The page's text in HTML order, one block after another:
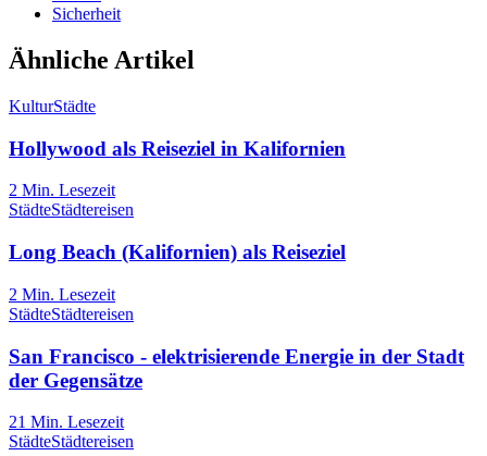
Sicherheit
Ähnliche Artikel
KulturStädte
Hollywood als Reiseziel in Kalifornien
2 Min. Lesezeit
StädteStädtereisen
Long Beach (Kalifornien) als Reiseziel
2 Min. Lesezeit
StädteStädtereisen
San Francisco - elektrisierende Energie in der Stadt
der Gegensätze
21 Min. Lesezeit
StädteStädtereisen